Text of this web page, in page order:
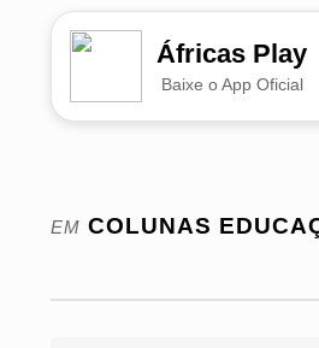
Áfricas Play
Baixe o App Oficial
EM COLUNAS